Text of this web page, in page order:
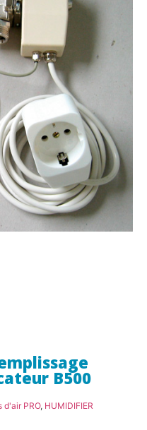
B500
d'air PRO, HUMIDIFIER